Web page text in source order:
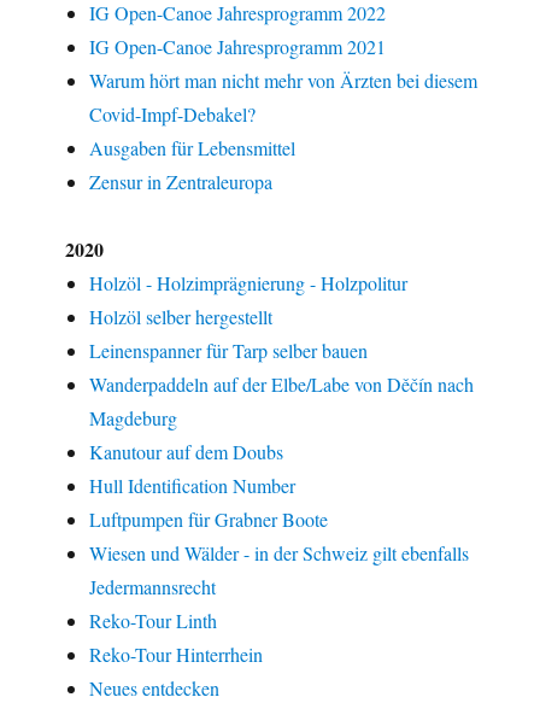
IG Open-Canoe Jahresprogramm 2022
IG Open-Canoe Jahresprogramm 2021
Warum hört man nicht mehr von Ärzten bei diesem
Covid-Impf-Debakel?
Ausgaben für Lebensmittel
Zensur in Zentraleuropa
2020
Holzöl - Holzimprägnierung - Holzpolitur
Holzöl selber hergestellt
Leinenspanner für Tarp selber bauen
Wanderpaddeln auf der Elbe/Labe von Děčín nach
Magdeburg
Kanutour auf dem Doubs
Hull Identification Number
Luftpumpen für Grabner Boote
Wiesen und Wälder - in der Schweiz gilt ebenfalls
Jedermannsrecht
Reko-Tour Linth
Reko-Tour Hinterrhein
Neues entdecken